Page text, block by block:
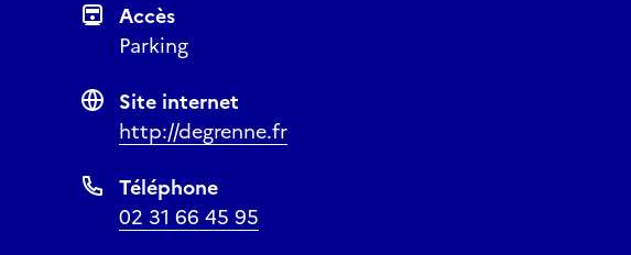
Accès
Parking
Site internet
http://degrenne.fr
Téléphone
02 31 66 45 95